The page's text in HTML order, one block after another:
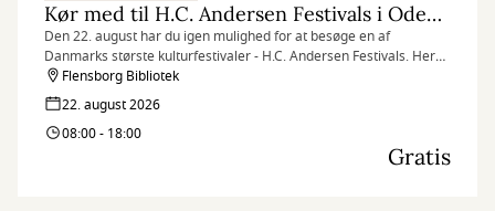
Kør med til H.C. Andersen Festivals i Odense
Den 22. august har du igen mulighed for at besøge en af
Danmarks største kulturfestivaler - H.C. Andersen Festivals. Her
kan du dykke ned i digterens mangfoldige univers, som hyldes
med et utal af farverige kulturaktiviteter for både store og små.
Husk tilmelding, da der kun er et begrænset antal pladser!
Flensborg Bibliotek
22. august 2026
08:00 - 18:00
Gratis